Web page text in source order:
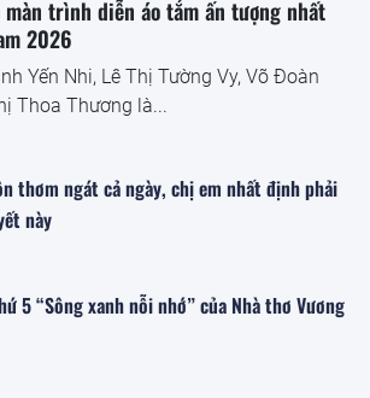
màn trình diễn áo tắm ấn tượng nhất
2026
Yến Nhi, Lê Thị Tường Vy, Võ Đoàn
Thoa Thương là...
thơm ngát cả ngày, chị em nhất định phải
này
5 “Sông xanh nỗi nhớ” của Nhà thơ Vương